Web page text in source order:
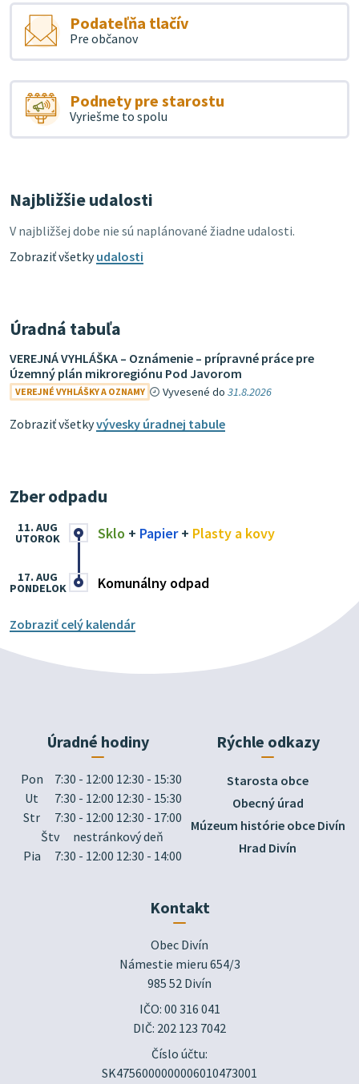
Podateľňa tlačív
Pre občanov
Podnety pre starostu
Vyriešme to spolu
Najbližšie udalosti
V najbližšej dobe nie sú naplánované žiadne udalosti.
Zobraziť všetkyudalosti
Úradná tabuľa
VEREJNÁ VYHLÁŠKA – Oznámenie – prípravné práce pre
Územný plán mikroregiónu Pod Javorom
VEREJNÉ VYHLÁŠKY A OZNAMY Vyvesené do31.8.2026
Zobraziť všetkyvývesky úradnej tabule
Zber odpadu
Sklo + Papier+ Plasty a kovy
11. AUG
UTOROK
Komunálny odpad
17. AUG
PONDELOK
Zobraziť celý kalendár
Úradné hodiny
Pon
7:30 - 12:00 12:30 - 15:30
Ut
7:30 - 12:00 12:30 - 15:30
Str
7:30 - 12:00 12:30 - 17:00
Štv
nestránkový deň
Pia
7:30 - 12:00 12:30 - 14:00
Rýchle odkazy
Starosta obce
Obecný úrad
Múzeum histórie obce Divín
Hrad Divín
Kontakt
Obec Divín
Námestie mieru 654/3
985 52 Divín
IČO: 00 316 041
DIČ: 202 123 7042
Číslo účtu:
SK4756000000006010473001